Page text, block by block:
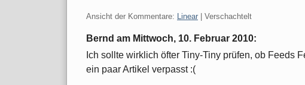
Ansicht der Kommentare: Linear | Verschachtelt
Bernd am Mittwoch, 10. Februar 2010:
Ich sollte wirklich öfter Tiny-Tiny prüfen, ob Feeds
ein paar Artikel verpasst :(